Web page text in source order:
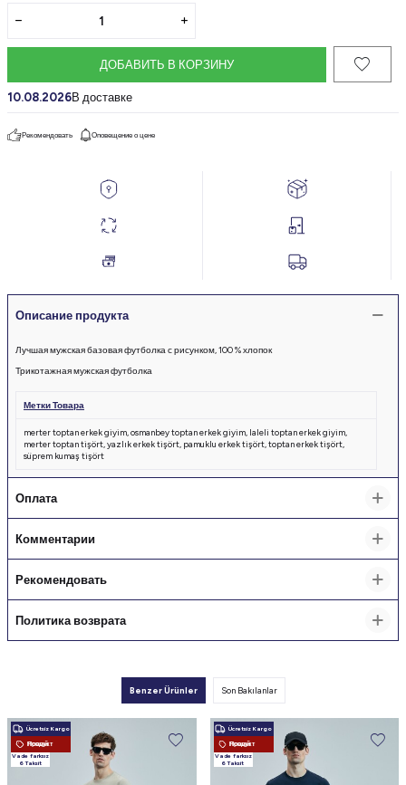
ДОБАВИТЬ В КОРЗИНУ
10.08.2026В доставке
Рекомендовать Оповещение о цене
Описание продукта
Лучшая мужская базовая футболка с рисунком, 100 % хлопок
Трикотажная мужская футболка
Метки Товара
merter toptan erkek giyim osmanbey toptan erkek giyim laleli toptan erkek giyim
merter toptan tişört yazlık erkek tişört pamuklu erkek tişört toptan erkek tişört
süprem kumaş tişört
Оплата
Комментарии
Рекомендовать
Политика возврата
Benzer Ürünler Son Bakılanlar
Ücretsiz Kargo
Новый Продукт
Vade farksız
6 Taksit
Ücretsiz Kargo
Новый Продукт
Vade farksız
6 Taksit
Size Özel 100 TL İndirim
Fırsatı
Yeni koleksiyonlar, özel kampanyalar ve
Email
Şimdi Katıl